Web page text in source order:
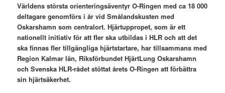
Världens största orienteringsäventyr O-Ringen med ca 18 000
deltagare genomförs i år vid Smålandskusten med
Oskarshamn som centralort. Hjärtuppropet, som är ett
nationellt initiativ för att fler ska utbildas i HLR och att det
ska finnas fler tillgängliga hjärtstartare, har tillsammans med
Region Kalmar län, Riksförbundet HjärtLung Oskarshamn
och Svenska HLR-rådet stöttat årets O-Ringen att förbättra
sin hjärtsäkerhet.